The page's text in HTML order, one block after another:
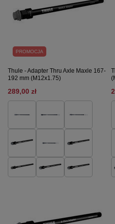
PROMOCJA
Thule - Adapter Thru Axle Maxle 167-
192 mm (M12x1.75)
289,00 zł